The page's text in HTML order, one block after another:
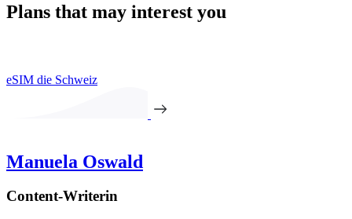
Plans that may interest you
eSIM die Schweiz
Manuela Oswald
Content-Writerin